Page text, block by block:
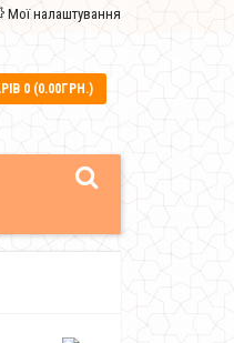
Мої налаштування
0 (0.00ГРН.)